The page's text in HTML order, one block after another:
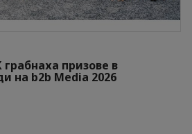
призове в
на b2b Media 2026